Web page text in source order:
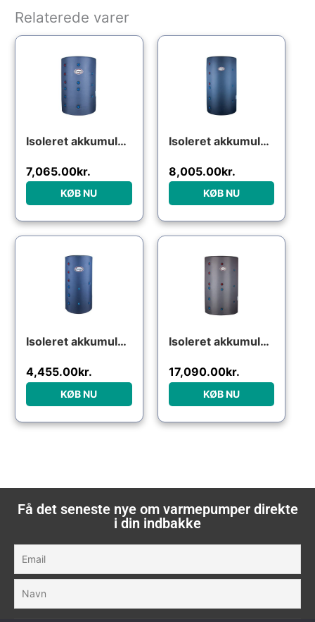
Relaterede varer
Isoleret akkumuleringstank med 2 spiraler – 300 liter
7,065.00kr.
KØB NU
Isoleret akkumuleringstank – 750 liter
8,005.00kr.
KØB NU
Isoleret akkumuleringstank med solspiral – 140 liter
4,455.00kr.
KØB NU
Isoleret akkumuleringstank med sol- og sanitetsspiral – 1000 liter
17,090.00kr.
KØB NU
Få det seneste nye om varmepumper direkte
i din indbakke